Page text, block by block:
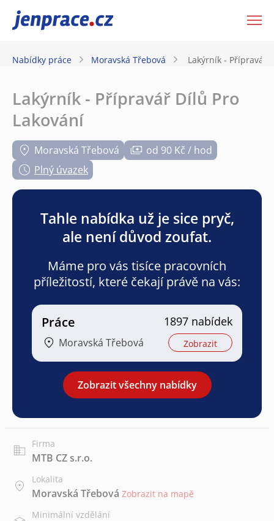
JenPráce.cz
Nabídky práce Moravská Třebová Lakýrník - Přípravář
Lakýrník - Přípravář Dílů Pro
Lakování
Moravská Třebová
od 90 Kč / hod
Plný úvazek
Tahle nabídka už je sice pryč,
ale není důvod zoufat.
Máme pro vás tisíce pracovních
příležitostí, které čekají právě na vás:
Práce
Moravská Třebová
1897 nabídek
Zobrazit
Zobrazit všechny nabídky
Firma
MTB CZ s.r.o.
Lokalita
Moravská Třebová Zobrazit na mapě
Minimální vzdělání